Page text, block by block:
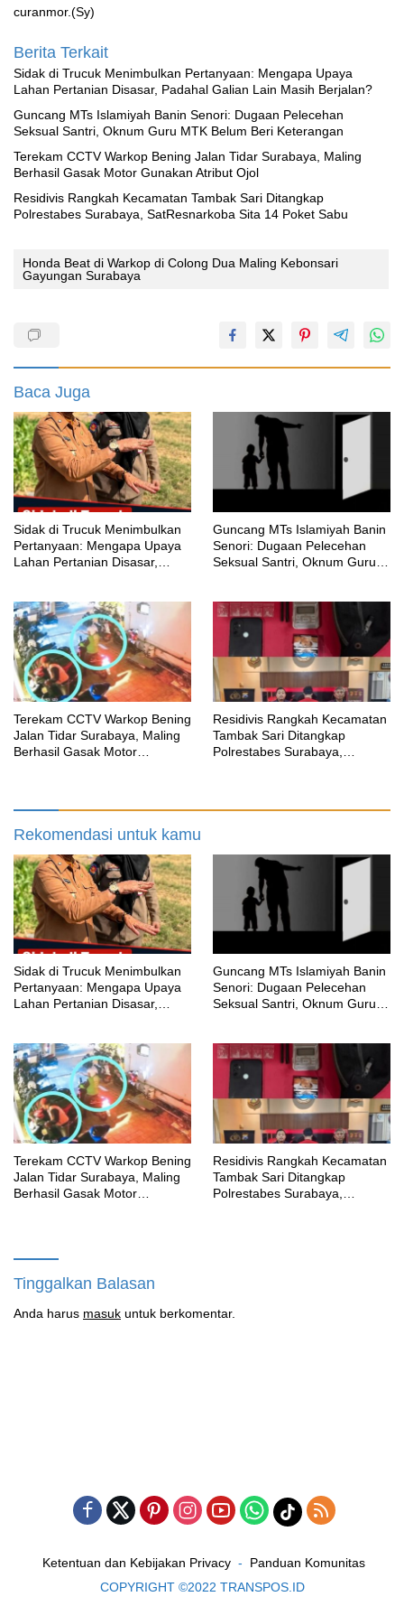
curanmor.(Sy)
Berita Terkait
‎Sidak di Trucuk Menimbulkan Pertanyaan: Mengapa Upaya
Lahan Pertanian Disasar, Padahal Galian Lain Masih Berjalan?
Guncang MTs Islamiyah Banin Senori: Dugaan Pelecehan
Seksual Santri, Oknum Guru MTK Belum Beri Keterangan
Terekam CCTV Warkop Bening Jalan Tidar Surabaya, Maling
Berhasil Gasak Motor Gunakan Atribut Ojol
Residivis Rangkah Kecamatan Tambak Sari Ditangkap
Polrestabes Surabaya, SatResnarkoba Sita 14 Poket Sabu
Honda Beat di Warkop di Colong Dua Maling Kebonsari
Gayungan Surabaya
Baca Juga
‎Sidak di Trucuk Menimbulkan
Pertanyaan: Mengapa Upaya
Lahan Pertanian Disasar,
Guncang MTs Islamiyah Banin
Senori: Dugaan Pelecehan
Seksual Santri, Oknum Guru
Terekam CCTV Warkop Bening
Jalan Tidar Surabaya, Maling
Berhasil Gasak Motor
Residivis Rangkah Kecamatan
Tambak Sari Ditangkap
Polrestabes Surabaya,
Rekomendasi untuk kamu
‎Sidak di Trucuk Menimbulkan
Pertanyaan: Mengapa Upaya
Lahan Pertanian Disasar,
Guncang MTs Islamiyah Banin
Senori: Dugaan Pelecehan
Seksual Santri, Oknum Guru
Terekam CCTV Warkop Bening
Jalan Tidar Surabaya, Maling
Berhasil Gasak Motor
Residivis Rangkah Kecamatan
Tambak Sari Ditangkap
Polrestabes Surabaya,
Tinggalkan Balasan
Anda harus masuk untuk berkomentar.
Ketentuan dan Kebijakan Privacy
Panduan Komunitas
COPYRIGHT ©2022 TRANSPOS.ID